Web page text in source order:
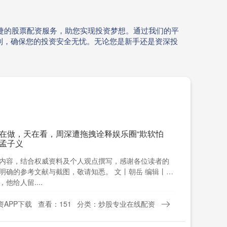
股票配资服务，助您实现投资梦想。通过我们的平
确保您的投资安全无忧。无论您是新手还是资深投
做，天在看，周深遭拖拽诠释娱乐圈“欺软怕
子义
容，结合权威资料及个人观点撰写，感谢各位读者的
确的参考文献与截图，敬请知悉。 文丨朝岳 编辑丨明
他给人留....
APP下载 查看：151 分类：炒股专业在线配资